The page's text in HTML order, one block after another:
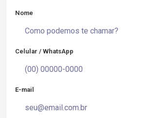
Nome
Celular / WhatsApp
E-mail